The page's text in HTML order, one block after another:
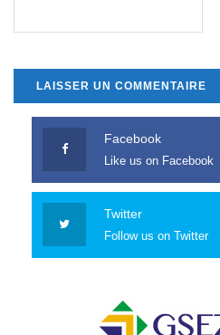
Facebook
Like us on Facebook
Twitter
Follow us on Twitter